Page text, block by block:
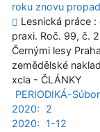
roku znovu
Lesnická práce
praxi. Roč. 99, č.
Černými lesy
zemědělské
xcla - ČLÁNKY
PERIODIKÁ-
2020:
2
2020:
1-12